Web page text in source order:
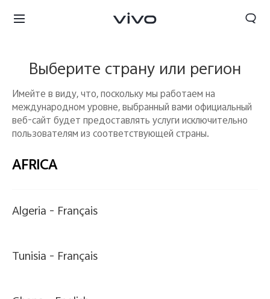
Выберите страну или регион
Имейте в виду, что, поскольку мы работаем на
международном уровне, выбранный вами официальный
веб-сайт будет предоставлять услуги исключительно
пользователям из соответствующей страны.
AFRICA
Algeria - Français
Tunisia - Français